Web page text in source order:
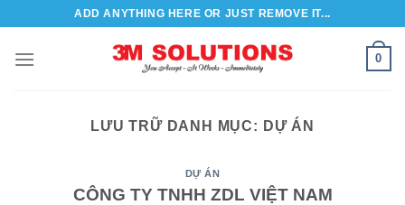
nội
ADD ANYTHING HERE OR JUST REMOVE IT...
0
LƯU TRỮ DANH MỤC: DỰ ÁN
DỰ ÁN
CÔNG TY TNHH ZDL VIỆT NAM